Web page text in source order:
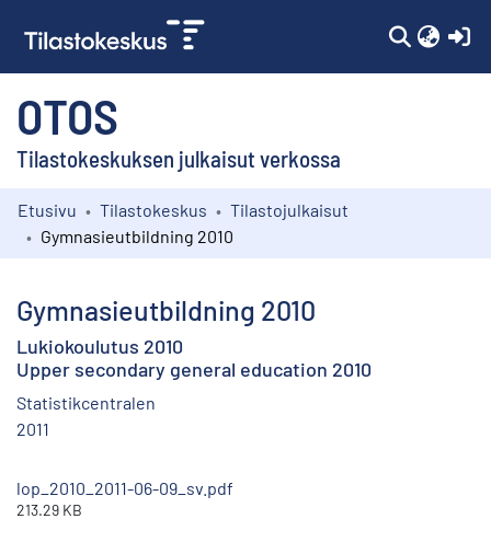
OTOS
Tilastokeskuksen julkaisut verkossa
Kokoelmat
Etusivu Tilastokeskus
Tilastojulkaisut
Gymnasieutbildning 2010
Gymnasieutbildning 2010
Lukiokoulutus 2010
Upper secondary general education 2010
Statistikcentralen
2011
lop_2010_2011-06-09_sv.pdf
213.29 KB